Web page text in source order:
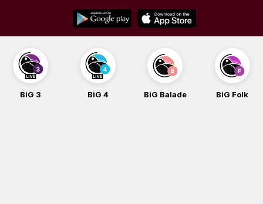
content
BiG 3 BiG 4 BiG Balade BiG Folk